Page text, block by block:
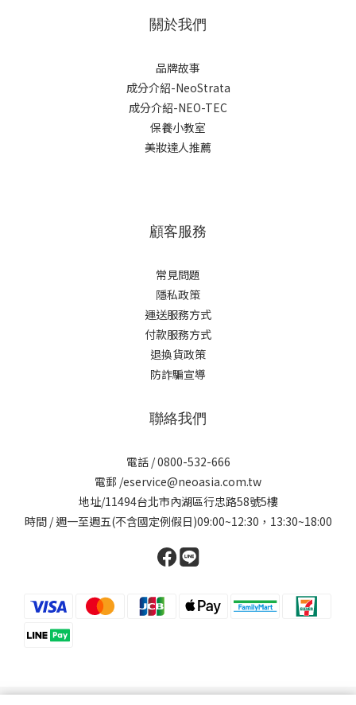
關於我們
品牌故事
成分介紹-NeoStrata
成分介紹-NEO-TEC
保養小教室
美妝達人推薦
顧客服務
常見問題
隱私政策
運送服務方式
付款服務方式
退換貨政策
防詐騙宣導
聯絡我們
電話 / 0800-532-666
電郵 /eservice@neoasia.com.tw
地址/11494台北市內湖區行忠路58號5樓
時間 / 週一至週五(不含國定例假日)09:00~12:30，13:30~18:00